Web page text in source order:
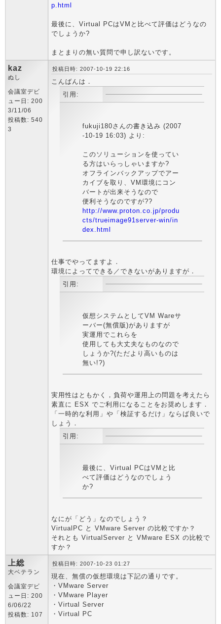
p.html
最後に、Virtual PCはVMと比べて評価はどうなの
でしょうか?
まとまりの無い質問で申し訳ないです。
kaz
ぬし
会議室デビ
ュー日: 200
3/11/06
投稿数: 540
3
投稿日時: 2007-10-19 22:16
こんばんは．
引用:
fukuji180さんの書き込み (2007
-10-19 16:03) より:
このソリューションを使ってい
る方はいらっしゃいますか?
オフラインバックアップでアー
カイブを取り、VM環境にコン
バートが出来そうなので
便利そうなのですが??
http://www.proton.co.jp/produ
cts/trueimage91server-win/in
dex.html
仕事でやってますよ．
環境によってできる／できないがありますが．
引用:
仮想システムとしてVM Wareサ
ーバー(無償版)がありますが
実運用でこれらを
使用しても大丈夫なものなので
しょうか?(ただより高いものは
無い!?)
実用性はともかく，負荷や運用上の問題を考えたら
素直に ESX でご利用になることをお奨めします．
「一時的な利用」や「検証するだけ」ならば良いで
しょう．
引用:
最後に、Virtual PCはVMと比
べて評価はどうなのでしょう
か?
なにが「どう」なのでしょう？
VirtualPC と VMware Server の比較ですか？
それとも VirtualServer と VMware ESX の比較で
すか？
上総
大ベテラン
会議室デビ
ュー日: 200
6/06/22
投稿数: 107
投稿日時: 2007-10-23 01:27
現在、無償の仮想環境は下記の通りです。
・VMware Server
・VMware Player
・Virtual Server
・Virtual PC